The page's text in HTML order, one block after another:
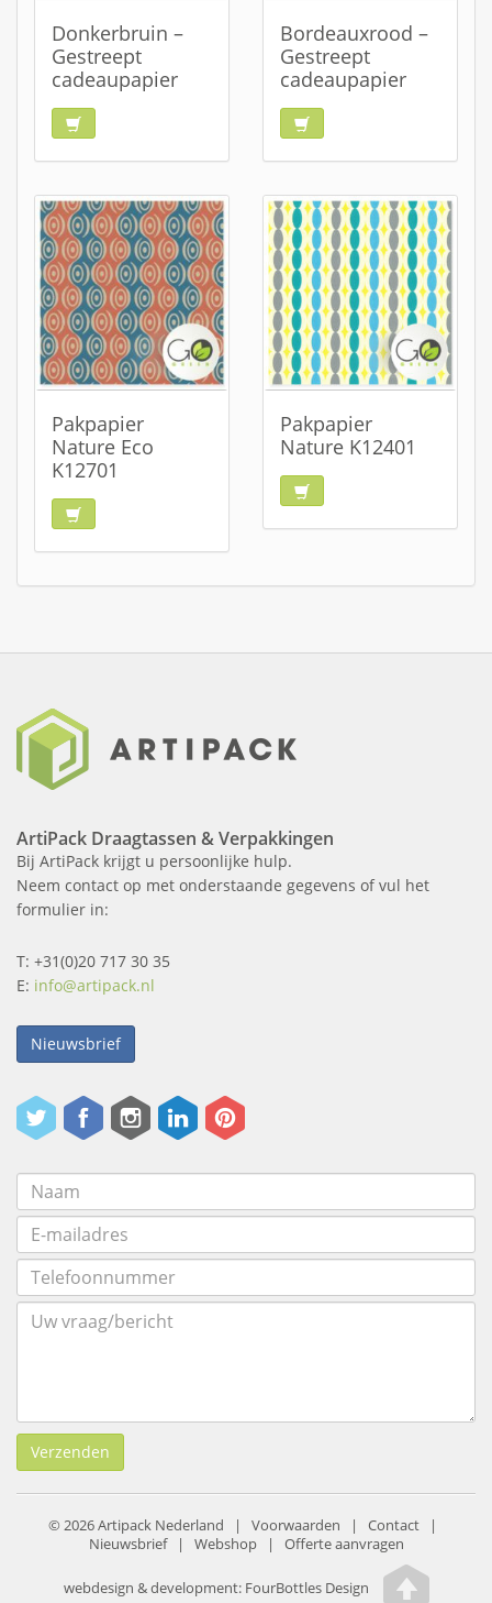
Donkerbruin –
Gestreept
cadeaupapier
Bordeauxrood –
Gestreept
cadeaupapier
Pakpapier
Nature Eco
K12701
Pakpapier
Nature K12401
ArtiPack Draagtassen & Verpakkingen
Bij ArtiPack krijgt u persoonlijke hulp.
Neem contact op met onderstaande gegevens of vul het
formulier in:
T: +31(0)20 717 30 35
E: info@artipack.nl
Nieuwsbrief
Verzenden
© 2026 Artipack Nederland | Voorwaarden | Contact |
Nieuwsbrief| Webshop| Offerte aanvragen
webdesign & development:FourBottles Design